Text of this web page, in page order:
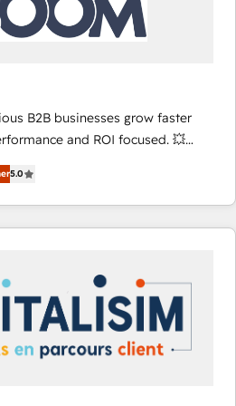
consulting teams in the UK, USA,
France, Belgium, Singapore, and
and 175+ employees.
B2B businesses grow faster
and ROI focused. 💥
partner that can help you
We work with your teams to
challenges and improve user
and marketing results.
better results 🌐 Website design
🔌 Integrating HubSpot
🎓 Training your teams to be
generation services using
5.0